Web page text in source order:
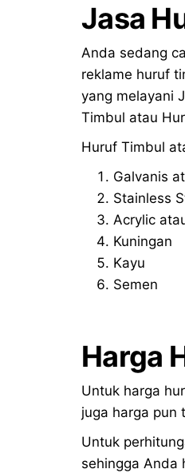
Jasa
Anda sedang
reklame huruf
yang melayani
Timbul atau
Huruf Timbul
Galvanis
Stainless
Acrylic
Kuningan
Kayu
Semen
Harga
Untuk harga
juga harga pun
Untuk
sehingga Anda